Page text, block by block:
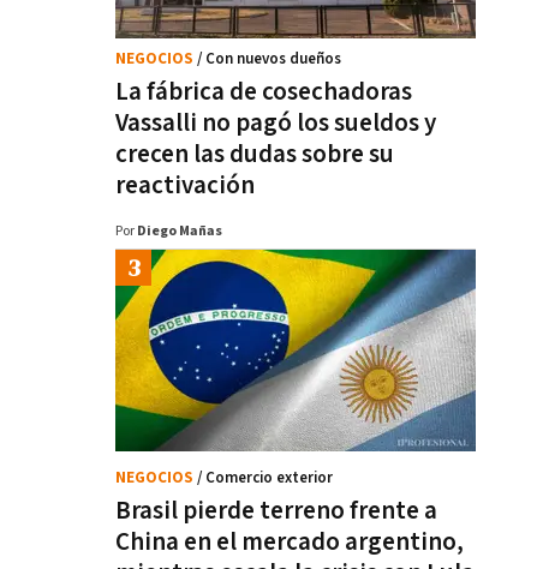
La fábrica de cosechadoras
Vassalli no pagó los sueldos y
crecen las dudas sobre su
reactivación
NEGOCIOS / Con nuevos dueños
Por Diego Mañas
Brasil pierde terreno frente a
China en el mercado argentino,
NEGOCIOS / Comercio exterior